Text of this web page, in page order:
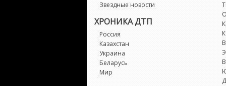
Звездные новости
ХРОНИКА ДТП
Россия
Казахстан
Украина
Беларусь
Мир